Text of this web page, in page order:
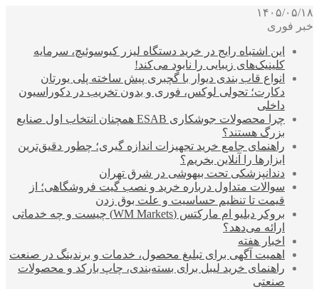
۱۴۰۵/۰۵/۱۸
خبر فوری
این اشتباه رایج در خرید دستگاه لیزر کیوسوئیچ، سرمایه
کلینیک‌های زیبایی را نابود می‌کند!
انواع قاب بندی دیوار با گچبری پیش ساخته پلی یورتان
دکارت؛ تحولی لوکس، فوری و بدون تخریب در دکوراسیون
داخلی
چرا محصولات جوشکاری ESAB همچنان انتخاب اول صنایع
بزرگ هستند؟
راهنمای جامع خرید تجهیزات اندازه گیری؛ چطور دقیق‌ترین
ابزارها را آنلاین بخریم؟
دندانپزشکی تحت بیهوشی در شرق تهران
سوالات متداول درباره خرید و نصب گیت فروشگاهی؛ از
قیمت تا تنظیم حساسیت و علت بوق زدن
بروکر دبلیو ام مارکتس (WM Markets) چیست و چه خدماتی
ارائه می‌دهد؟
اخبار هفته
اهمیت آگهی برای تبلیغ محصول، خدمات و برندینگ در صنعت
راهنمای خرید لیبل برای بسته‌بندی، چاپ بارکد و محصولات
صنعتی